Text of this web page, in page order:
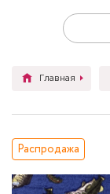
Главная
Распродажа